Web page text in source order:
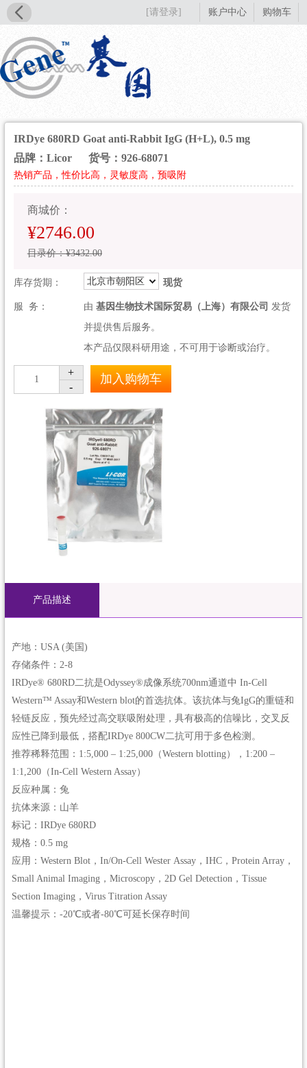
[请登录] 账户中心 购物车
IRDye 680RD Goat anti-Rabbit IgG (H+L), 0.5 mg
品牌：Licor
货号：926-68071
热销产品，性价比高，灵敏度高，预吸附
商城价：
¥2746.00
目录价：¥3432.00
库存货期： 北京市朝阳区 现货
服 务： 由 基因生物技术国际贸易（上海）有限公司 发货
并提供售后服务。
本产品仅限科研用途，不可用于诊断或治疗。
1
+
-
加入购物车
产品描述
产地：USA (美国)
存储条件：2-8
IRDye® 680RD二抗是Odyssey®成像系统700nm通道中 In-Cell
Western™ Assay和Western blot的首选抗体。该抗体与兔IgG的重链和
轻链反应，预先经过高交联吸附处理，具有极高的信噪比，交叉反
应性已降到最低，搭配IRDye 800CW二抗可用于多色检测。
推荐稀释范围：1:5,000 – 1:25,000（Western blotting），1:200 –
1:1,200（In-Cell Western Assay）
反应种属：兔
抗体来源：山羊
标记：IRDye 680RD
规格：0.5 mg
应用：Western Blot，In/On-Cell Wester Assay，IHC，Protein Array，
Small Animal Imaging，Microscopy，2D Gel Detection，Tissue
Section Imaging，Virus Titration Assay
温馨提示：-20℃或者-80℃可延长保存时间